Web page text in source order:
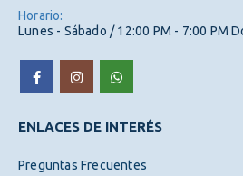
Horario:
Lunes - Sábado / 12:00 PM - 7:00 PM
ENLACES DE INTERÉS
Preguntas Frecuentes